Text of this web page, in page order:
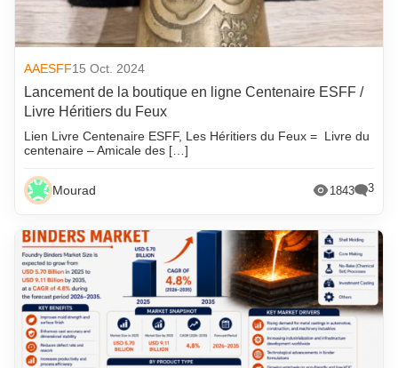
AAESFF15 Oct. 2024
Lancement de la boutique en ligne Centenaire ESFF /
Livre Héritiers du Feux
Lien Livre Centenaire ESFF, Les Héritiers du Feux = Livre du
centenaire – Amicale des […]
Mourad 1843 3